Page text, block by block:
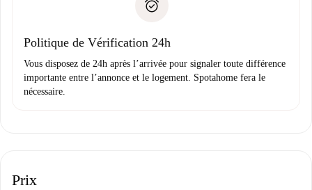
Justificatif de solvabilité
uniquement si aucun problème n'est signalé.
Politique de Vérification 24h
Vous disposez de 24h après l’arrivée pour signaler toute différence
importante entre l’annonce et le logement. Spotahome fera le
nécessaire.
Prix